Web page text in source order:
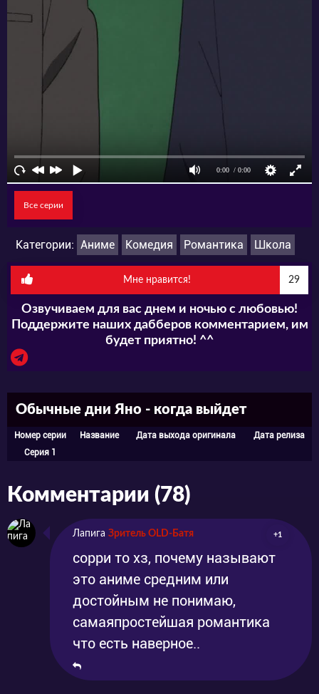
Все серии
Категории: Аниме Комедия Романтика Школа
Мне нравится! 29
Озвучиваем для вас днем и ночью с любовью!
Поддержите наших дабберов комментарием, им
будет приятно! ^^
Обычные дни Яно - когда выйдет
Номер серии Название Дата выхода оригинала
Дата релиза
Серия 1
Комментарии (78)
Лапига Зритель OLD-Батя +1
сорри то хз, почему называют
это аниме средним или
достойным не понимаю,
самаяпростейшая романтика
что есть наверное..